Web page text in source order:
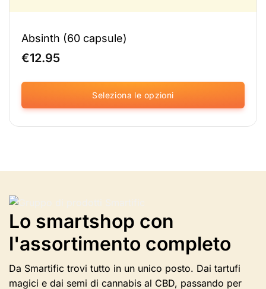
Absinth (60 capsule)
€12.95
Seleziona le opzioni
Questo
prodotto
possono
essere
selezionate
nella
pagina
Lo smartshop con
l'assortimento completo
Da Smartific trovi tutto in un unico posto. Dai tartufi
magici e dai semi di cannabis al CBD, passando per